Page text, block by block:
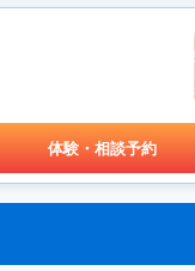
体験・相談予約